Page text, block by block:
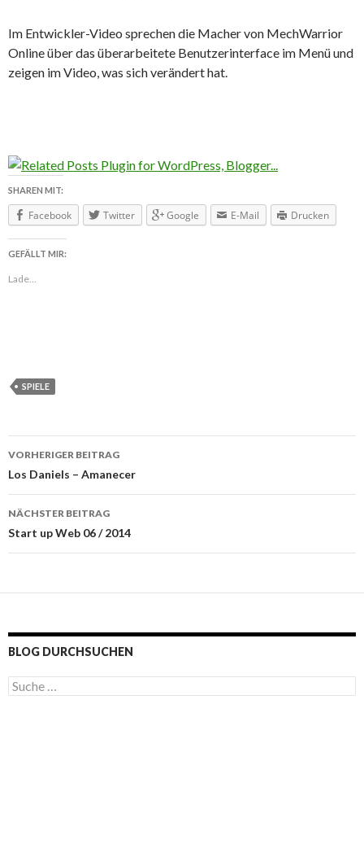
Im Entwickler-Video sprechen die Macher von MechWarrior
Online über das überarbeitete Benutzerinterface im Menü und
zeigen im Video, was sich verändert hat.
SHAREN MIT:
Facebook Twitter Google E-Mail Drucken
GEFÄLLT MIR:
Lade...
SPIELE
Beitragsnavigation
VORHERIGER BEITRAG
Los Daniels – Amanecer
NÄCHSTER BEITRAG
Start up Web 06 / 2014
BLOG DURCHSUCHEN
S
u